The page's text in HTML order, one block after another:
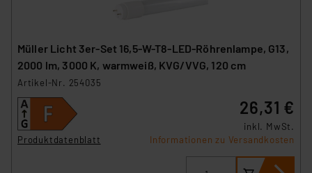
Müller Licht 3er-Set 16,5-W-T8-LED-Röhrenlampe, G13,
2000 lm, 3000 K, warmweiß, KVG/VVG, 120 cm
Artikel-Nr. 254035
Produktdatenblatt
26,31 €
inkl. MwSt.
Informationen zu Versandkosten